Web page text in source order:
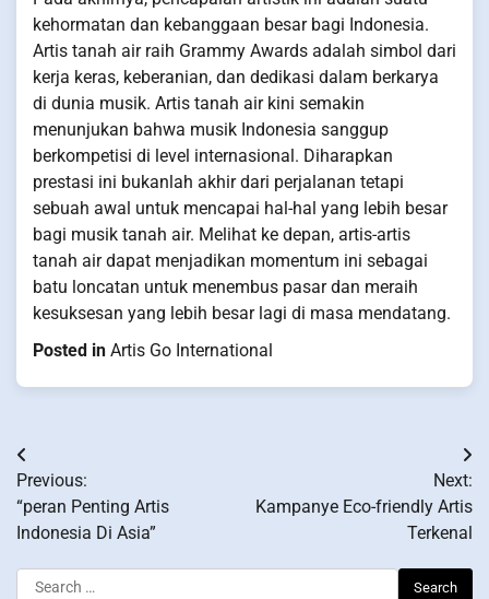
kehormatan dan kebanggaan besar bagi Indonesia.
Artis tanah air raih Grammy Awards adalah simbol dari
kerja keras, keberanian, dan dedikasi dalam berkarya
di dunia musik. Artis tanah air kini semakin
menunjukan bahwa musik Indonesia sanggup
berkompetisi di level internasional. Diharapkan
prestasi ini bukanlah akhir dari perjalanan tetapi
sebuah awal untuk mencapai hal-hal yang lebih besar
bagi musik tanah air. Melihat ke depan, artis-artis
tanah air dapat menjadikan momentum ini sebagai
batu loncatan untuk menembus pasar dan meraih
kesuksesan yang lebih besar lagi di masa mendatang.
Posted in Artis Go International
Post
navigation
Previous:
“peran Penting Artis
Indonesia Di Asia”
Next:
Kampanye Eco-friendly Artis
Terkenal
Search